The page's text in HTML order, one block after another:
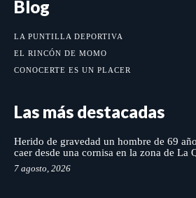
Blog
LA PUNTILLA DEPORTIVA
EL RINCÓN DE MOMO
CONOCERTE ES UN PLACER
Las más destacadas
Herido de gravedad un hombre de 69
caer desde una cornisa en la zona de La
7 agosto, 2026